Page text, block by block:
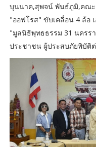
บุนนาค,สุพจน์ พันธ์ภูมิ,คณะ
"ออฟโรส" ขับเคลื่อน 4 ล้อ
"มูลนิธิพุทธธรรม 31 นครร
ประชาชน ผู้ประสบภัยพิบัติต่